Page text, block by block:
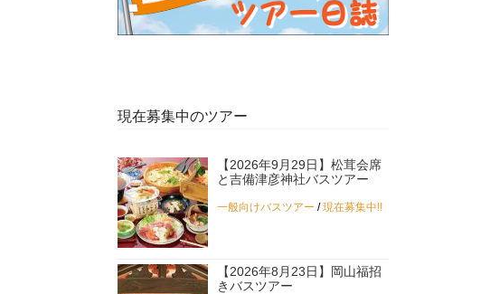
現在募集中のツアー
【2026年9月29日】松茸会席
と吉備津彦神社バスツアー
一般向けバスツアー /現在募集中!!
【2026年8月23日】岡山福招
きバスツアー